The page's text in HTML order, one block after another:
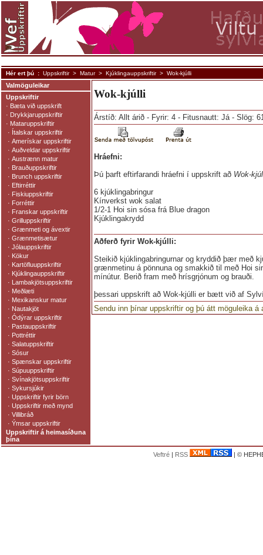
Wok-kjúlli
Árstíð: Allt árið - Fyrir: 4 - Fitusnautt: Já - Slög:
Hráefni:
Þú þarft eftirfarandi hráefni í uppskrift að Wok-
6 kjúklingabringur
Kínverkst wok salat
1/2-1 Hoi sin sósa frá Blue dragon
Kjúklingakrydd
Aðferð fyrir Wok-kjúlli:
Steikið kjúklingabringurnar og kryddið þær með
grænmetinu á pönnuna og smakkið til með Hoi
mínútur. Berið fram með hrísgrjónum og brauði.
þessari uppskrift að Wok-kjúlli er bætt við af
Sendu inn þínar uppskriftir og þú átt möguleika
Valmöguleikar
Uppskriftir
· Bæta við uppskrift
· Drykkjaruppskriftir
· Mataruppskriftir
· Ítalskar uppskriftir
· Amerískar uppskriftir
· Auðveldar uppskriftir
· Austrænn matur
· Brauðuppskriftir
· Brunch uppskriftir
· Eftirréttir
· Fiskiuppskriftir
· Forréttir
· Franskar uppskriftir
· Grilluppskriftir
· Grænmeti og ávextir
· Grænmetisætur
· Jólauppskriftir
· Kökur
· Kartöfluuppskriftir
· Kjúklingauppskriftir
· Lambakjötsuppskriftir
· Meðlæti
· Mexikanskur matur
· Nautakjöt
· Ódýrar uppskriftir
· Pastauppskriftir
· Pottréttir
· Salatuppskriftir
· Sósur
· Spænskar uppskriftir
· Súpuuppskriftir
· Svínakjötsuppskriftir
· Sykursjúkir
· Uppskriftir fyrir börn
· Uppskriftir með mynd
· Villibráð
· Ýmsar uppskriftir
Uppskriftir á heimasíðuna
þína
Veftré| RSS | ©
Hér ert þú : Uppskriftir > Matur > Kjúklingauppskriftir > Wok-kjúlli